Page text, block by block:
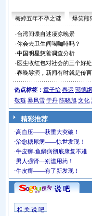
梅婷五年不孕之谜 爆笑熊
·台湾间谍自述凄凉晚景
·你会去卫生间喝咖啡吗？
·中国明星慈善调查分析
· 医生收红包对社会的三个好处
·春晚导演，新闻有时就是传言
热点标签： 章子怡 春运 郭德纲
敬琏 暴风雪 于丹 陈晓旭 文化
精彩推荐
说 吧
相 关 说 吧